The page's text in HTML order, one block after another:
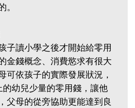
。
子讀小學之後才開始給零用
金錢概念、消費慾求有很大
可依孩子的實際發展狀況，
幼兒少量的零用錢，讓他
父母的從旁協助更能達到良